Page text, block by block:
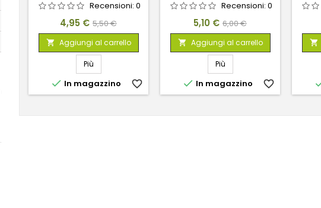
Recensioni: 0
Prezzo
4,95 € Prezzo
base
5,50 €
 Aggiungi al carrello
Più
 In magazzino favorite_border
1:48-1:35Recensioni: 0
Prezzo
5,10 € Prezzo
base
6,00 €
 Aggiungi al carrello
Più
 In magazzino favorite_border
